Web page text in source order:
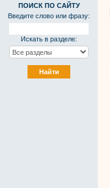
ПОИСК ПО САЙТУ
Введите слово или фразу:
Искать в разделе: